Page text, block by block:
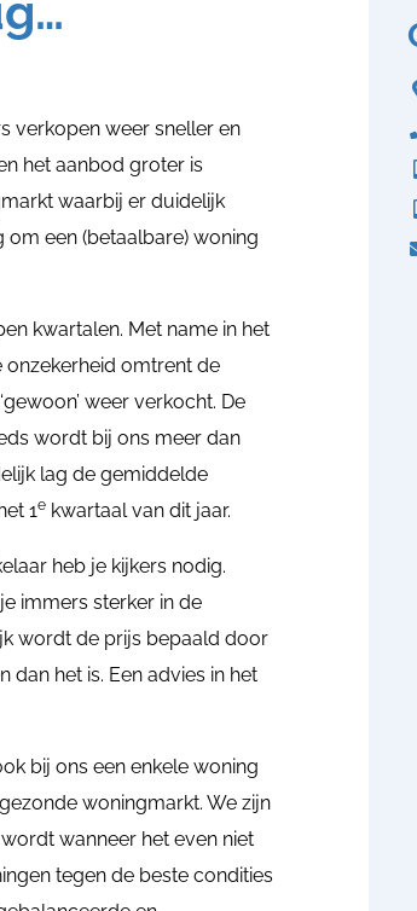
verkopen weer sneller en
het aanbod groter is
waarbij er duidelijk
een (betaalbare) woning
kwartalen. Met name in het
omtrent de
weer verkocht. De
wordt bij ons meer dan
lag de gemiddelde
1e kwartaal van dit jaar.
heb je kijkers nodig.
immers sterker in de
wordt de prijs bepaald door
het is. Een advies in het
bij ons een enkele woning
woningmarkt. We zijn
wanneer het even niet
tegen de beste condities